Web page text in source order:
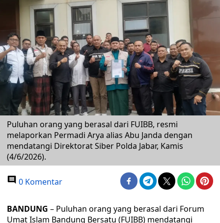
Puluhan orang yang berasal dari FUIBB, resmi
melaporkan Permadi Arya alias Abu Janda dengan
mendatangi Direktorat Siber Polda Jabar, Kamis
(4/6/2026).
0 Komentar
BANDUNG – Puluhan orang yang berasal dari Forum
Umat Islam Bandung Bersatu (FUIBB) mendatangi